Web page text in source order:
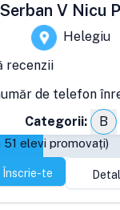
Serban V Nicu
Helegiu
recenzii
de telefon
Categorii:
B
51 elevi promovați)
Înscrie-te